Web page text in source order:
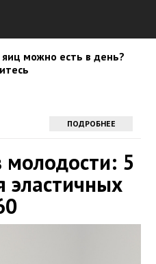
яиц можно есть в день?
ПОДРОБНЕЕ
молодости: 5
эластичных